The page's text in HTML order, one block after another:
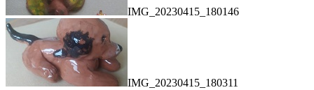
IMG_20230415_180146
IMG_20230415_180311